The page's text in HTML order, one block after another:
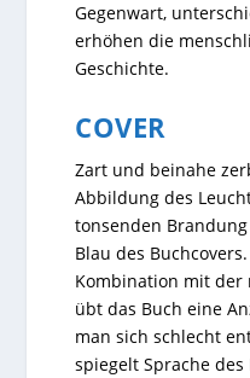
Gegenwart,
erhöhen die
Geschichte.
COVER
Zart und beinahe
Abbildung des
tonsenden
Blau des
Kombination mit der
übt das Buch eine
man sich schlecht
spiegelt Sprache